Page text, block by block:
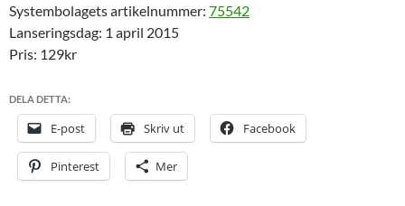
Systembolagets artikelnummer: 75542
Lanseringsdag: 1 april 2015
Pris: 129kr
DELA DETTA:
E-post Skriv ut Facebook
Pinterest Mer